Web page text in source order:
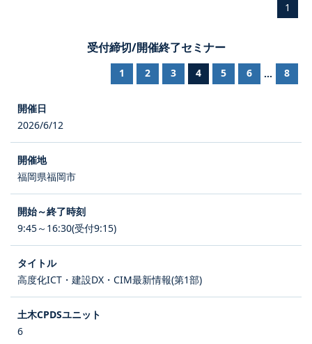
1
受付締切/開催終了セミナー
1 2 3 4 5 6 ... 8
2026/6/12
福岡県福岡市
9:45～16:30(受付9:15)
高度化ICT・建設DX・CIM最新情報(第1部)
6